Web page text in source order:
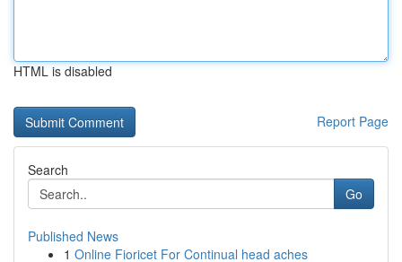
HTML is disabled
Report Page
Search
Go
Published News
1 Online Fioricet For Continual head aches